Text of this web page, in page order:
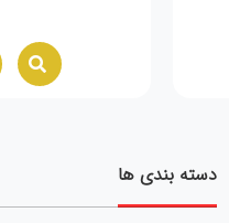
دسته بندی ها